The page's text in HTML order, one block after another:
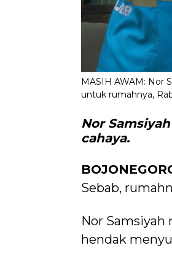
MASIH AWAM: Nor
untuk rumahnya,
Nor
cahaya.
Sebab,
Nor Samsiyah
hendak